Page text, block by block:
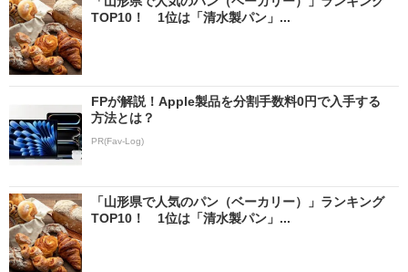
TOP10！ 1位は「清水製パン」...
FPが解説！Apple製品を分割手数料0円で入手する
方法とは？
PR(Fav-Log)
「山形県で人気のパン（ベーカリー）」ランキング
TOP10！ 1位は「清水製パン」...